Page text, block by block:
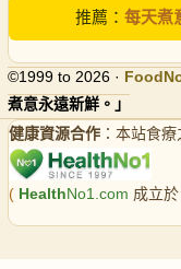
推薦： 每天煮
©1999 to 2026 ·
煮意永遠新鮮。」
健康資源合作 ：本站食
( HealthNo1.com 成立